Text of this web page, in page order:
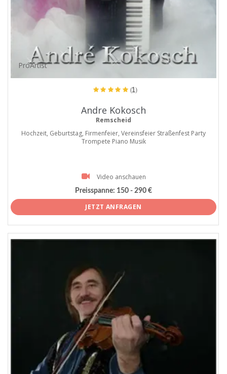
ProArtist
(1)
Andre Kokosch
Remscheid
Hochzeit, Geburtstag, Firmenfeier, Vereinsfeier Straßenfest Party
Trompete Piano Musik
Video anschauen
Preisspanne: 150 - 290 €
JETZT ANFRAGEN